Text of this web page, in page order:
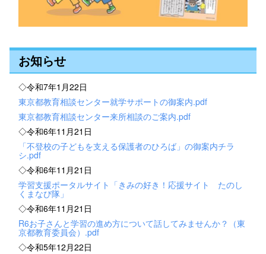
お知らせ
◇令和7年1月22日
東京都教育相談センター就学サポートの御案内.pdf
東京都教育相談センター来所相談のご案内.pdf
◇令和6年11月21日
「不登校の子どもを支える保護者のひろば」の御案内チラ
シ.pdf
◇令和6年11月21日
学習支援ポータルサイト「きみの好き！応援サイト たのし
くまなび隊」
◇令和6年11月21日
R6お子さんと学習の進め方について話してみませんか？（東
京都教育委員会）.pdf
◇令和5年12月22日